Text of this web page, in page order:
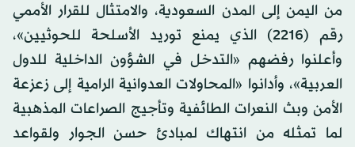
من اليمن إلى المدن السعودية، والامتثال للقرار الأممي
رقم (2216) الذي يمنع توريد الأسلحة للحوثيين»،
وأعلنوا رفضهم «التدخل في الشؤون الداخلية للدول
العربية»، وأدانوا «المحاولات العدوانية الرامية إلى زعزعة
الأمن وبث النعرات الطائفية وتأجيج الصراعات المذهبية
لما تمثله من انتهاك لمبادئ حسن الجوار ولقواعد